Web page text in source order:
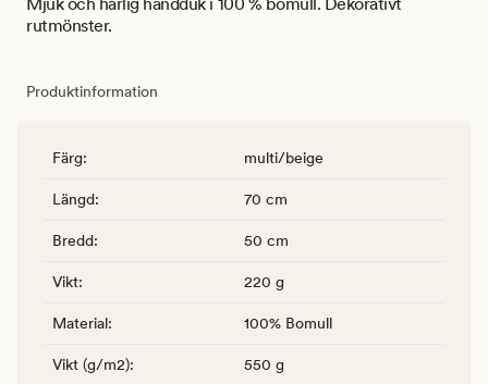
rutmönster.
Produktinformation
Färg: multi/beige
Längd: 70 cm
Bredd: 50 cm
Vikt: 220 g
Material: 100% Bomull
Vikt (g/m2): 550 g